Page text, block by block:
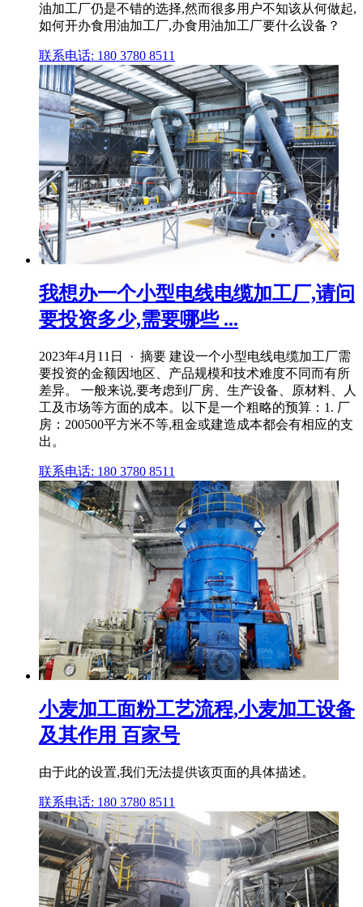
油加工厂仍是不错的选择,然而很多用户不知该从何做起,
如何开办食用油加工厂,办食用油加工厂要什么设备？
联系电话: 180 3780 8511
我想办一个小型电线电缆加工厂,请问
要投资多少,需要哪些 ...
2023年4月11日 · 摘要 建设一个小型电线电缆加工厂需
要投资的金额因地区、产品规模和技术难度不同而有所
差异。 一般来说,要考虑到厂房、生产设备、原材料、人
工及市场等方面的成本。以下是一个粗略的预算：1. 厂
房：200500平方米不等,租金或建造成本都会有相应的支
出。
联系电话: 180 3780 8511
小麦加工面粉工艺流程,小麦加工设备
及其作用 百家号
由于此的设置,我们无法提供该页面的具体描述。
联系电话: 180 3780 8511